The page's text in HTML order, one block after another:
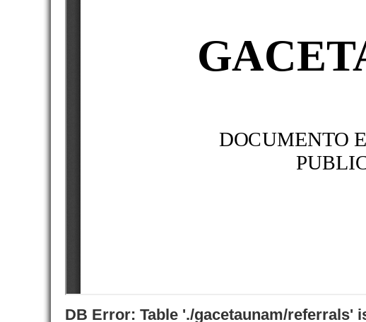
DB Error: Table './gacetaunam/referrals'